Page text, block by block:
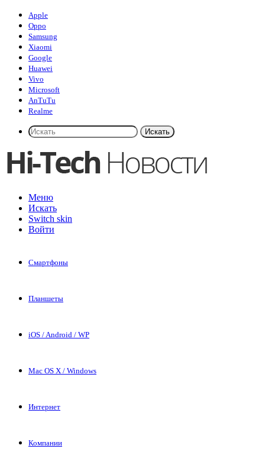
Apple
Oppo
Samsung
Xiaomi
Google
Huawei
Vivo
Microsoft
AnTuTu
Realme
Искать
Меню
Искать
Switch skin
Войти
Смартфоны
Планшеты
iOS / Android / WP
Mac OS X / Windows
Интернет
Компании